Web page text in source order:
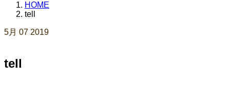
HOME
tell
5月 07 2019
tell